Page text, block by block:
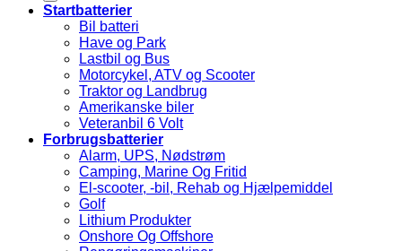
Startbatterier
Bil batteri
Have og Park
Lastbil og Bus
Motorcykel, ATV og Scooter
Traktor og Landbrug
Amerikanske biler
Veteranbil 6 Volt
Forbrugsbatterier
Alarm, UPS, Nødstrøm
Camping, Marine Og Fritid
El-scooter, -bil, Rehab og Hjælpemiddel
Golf
Lithium Produkter
Onshore Og Offshore